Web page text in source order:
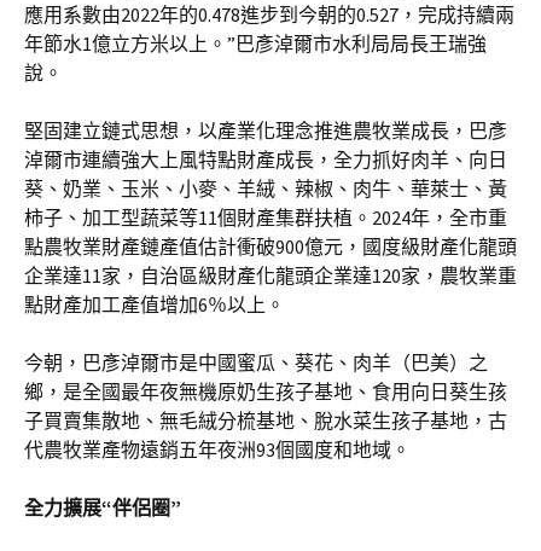
應用系數由2022年的0.478進步到今朝的0.527，完成持續兩
年節水1億立方米以上。”巴彥淖爾市水利局局長王瑞強
說。
堅固建立鏈式思想，以產業化理念推進農牧業成長，巴彥
淖爾市連續強大上風特點財產成長，全力抓好肉羊、向日
葵、奶業、玉米、小麥、羊絨、辣椒、肉牛、華萊士、黃
柿子、加工型蔬菜等11個財產集群扶植。2024年，全市重
點農牧業財產鏈產值估計衝破900億元，國度級財產化龍頭
企業達11家，自治區級財產化龍頭企業達120家，農牧業重
點財產加工產值增加6％以上。
今朝，巴彥淖爾市是中國蜜瓜、葵花、肉羊（巴美）之
鄉，是全國最年夜無機原奶生孩子基地、食用向日葵生孩
子買賣集散地、無毛絨分梳基地、脫水菜生孩子基地，古
代農牧業產物遠銷五年夜洲93個國度和地域。
全力擴展“伴侶圈”